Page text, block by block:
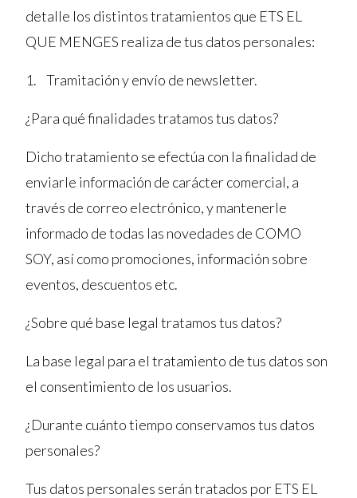
detalle los distintos tratamientos que ETS EL
QUE MENGES realiza de tus datos personales:
1. Tramitación y envío de newsletter.
¿Para qué finalidades tratamos tus datos?
Dicho tratamiento se efectúa con la finalidad de
enviarle información de carácter comercial, a
través de correo electrónico, y mantenerle
informado de todas las novedades de COMO
SOY, así como promociones, información sobre
eventos, descuentos etc.
¿Sobre qué base legal tratamos tus datos?
La base legal para el tratamiento de tus datos son
el consentimiento de los usuarios.
¿Durante cuánto tiempo conservamos tus datos
personales?
Tus datos personales serán tratados por ETS EL